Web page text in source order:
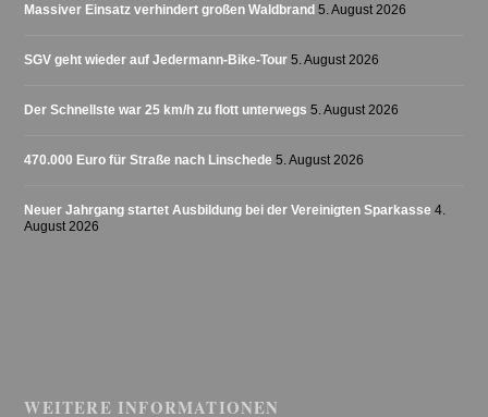
Massiver Einsatz verhindert großen Waldbrand 5. August 2026
SGV geht wieder auf Jedermann-Bike-Tour 5. August 2026
Der Schnellste war 25 km/h zu flott unterwegs 5. August 2026
470.000 Euro für Straße nach Linschede 5. August 2026
Neuer Jahrgang startet Ausbildung bei der Vereinigten Sparkasse 4.
August 2026
WEITERE INFORMATIONEN